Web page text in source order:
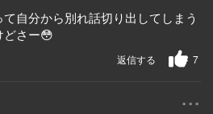
自分から別れ話切り出してしまう
どさー😳
7
返信する
...